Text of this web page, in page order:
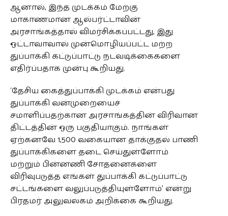
ஆனால், இந்த முடக்கம் மேற்கு
மாகாணமான ஆல்பர்ட்டாவின்
அரசாங்கத்தால் விமர்சிக்கப்பட்டது, இது
ஒட்டாவாவால் முன்மொழியப்பட்ட மற்ற
துப்பாக்கி கட்டுப்பாட்டு நடவடிக்கைகளை
எதிர்ப்பதாக முன்பு கூறியது.
‘தேசிய கைத்துப்பாக்கி முடக்கம் என்பது
துப்பாக்கி வன்முறையைச்
சமாளிப்பதற்கான அரசாங்கத்தின் விரிவான
திட்டத்தின் ஒரு பகுதியாகும். நாங்கள்
ஏற்கனவே 1,500 வகையான தாக்குதல் பாணி
துப்பாக்கிகளை தடை செய்துள்ளோம்
மற்றும் பின்னணி சோதனைகளை
விரிவுபடுத்த எங்கள் துப்பாக்கி கட்டுப்பாட்டு
சட்டங்களை வலுப்படுத்தியுள்ளோம்’ என்று
பிரதமர் அலுவலகம் அறிக்கை கூறியது.